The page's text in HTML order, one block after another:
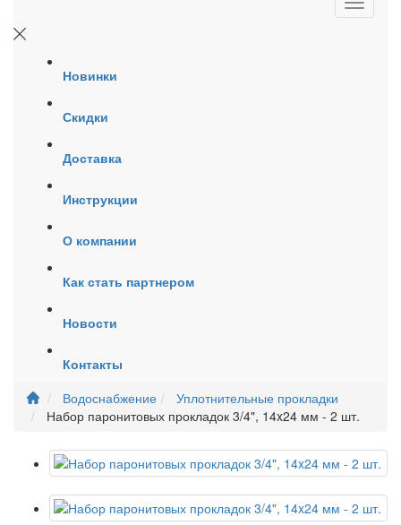
Новинки
Скидки
Доставка
Инструкции
О компании
Как стать партнером
Новости
Контакты
Водоснабжение
Уплотнительные прокладки
Набор паронитовых прокладок 3/4", 14x24 мм - 2 шт.